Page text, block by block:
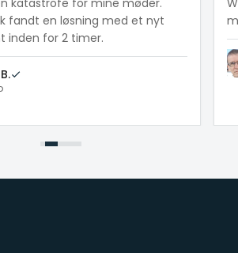
katastrofe for mine møder.
fandt en løsning med et nyt
inden for 2 timer.